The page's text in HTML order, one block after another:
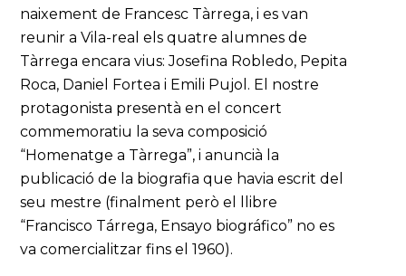
naixement de Francesc Tàrrega, i es van
reunir a Vila-real els quatre alumnes de
Tàrrega encara vius: Josefina Robledo, Pepita
Roca, Daniel Fortea i Emili Pujol. El nostre
protagonista presentà en el concert
commemoratiu la seva composició
“Homenatge a Tàrrega”, i anuncià la
publicació de la biografia que havia escrit del
seu mestre (finalment però el llibre
“Francisco Tárrega, Ensayo biográfico” no es
va comercialitzar fins el 1960).